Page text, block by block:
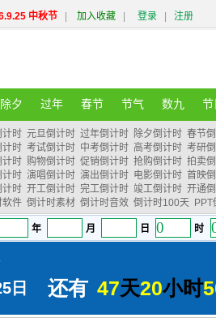
中秋节 加入收藏 登录 注册
除夕 过年 春节 节气 数九 节
计时 元旦倒计时 过年倒计时 除夕倒计时 春节
计时 考试倒计时 中考倒计时 高考倒计时 考研
计时 购物倒计时 促销倒计时 抢购倒计时 拍卖
计时 演唱倒计时 演出倒计时 电影倒计时 首映
计时 开工倒计时 完工倒计时 竣工倒计时 开通
软件 倒计时素材 倒计时音效 倒计时100天 PPT